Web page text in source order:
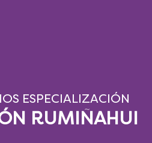
ESPECIALIZACIÓN
RUMIÑAHUI